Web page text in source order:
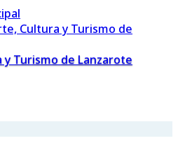
Turismo de Lanzarote